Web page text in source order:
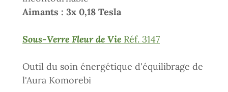
Aimants : 3x 0,18 Tesla
Sous-Verre Fleur de Vie Réf. 3147
Outil du soin énergétique d'équilibrage de
l'Aura Komorebi